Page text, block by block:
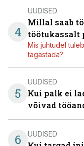
4
UUDISED
Millal saab
töötukassalt
Mis juhtudel
tagastada?
5
UUDISED
Kui palk ei
võivad
6 UUDISED